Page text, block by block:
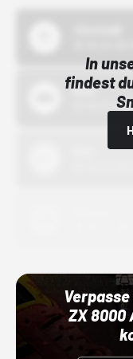
In
findest
Bstn
01.10.22
ZX 8000